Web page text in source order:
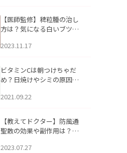
【医師監修】稗粒腫の治し
方は？気になる白いブツブ
アについて
2023.11.17
ビタミンCは朝つけちゃだ
め？日焼けやシミの原因に
2021.09.22
【教えてドクター】防風通
聖散の効果や副作用は？長
2023.07.27